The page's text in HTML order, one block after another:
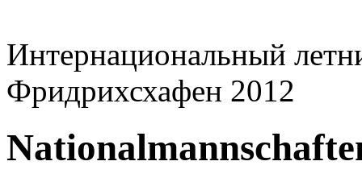
Интернациональный
Фридрихсхафен 2012